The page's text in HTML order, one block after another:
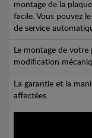
montage de la
facile. Vous pouvez
de service
Le montage de
modification
La garantie et la
affectées.